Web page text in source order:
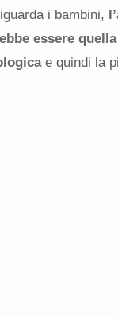
i bambini,
essere
e quindi la